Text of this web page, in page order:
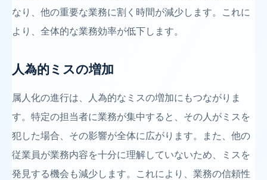
なり、他の重要な業務に割く時間が減少します。これに
より、全体的な業務効率が低下します。
人為的ミスの増加
属人化の進行は、人為的なミスの増加にもつながりま
す。特定の担当者に業務が集中すると、その人がミスを
犯した場合、その影響が全体に広がります。また、他の
従業員が業務内容を十分に理解していないため、ミスを
発見する機会も減少します。これにより、業務の信頼性